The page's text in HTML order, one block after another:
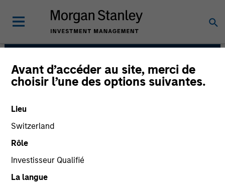
Avant d’accéder au site, merci de
choisir l’une des options suivantes.
Lieu
Switzerland
Rôle
Investisseur Qualifié
La langue
Municipals Team